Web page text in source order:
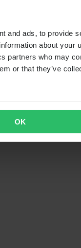
and ads, to provide
about your
partners who may
or that they’ve
OK
společností